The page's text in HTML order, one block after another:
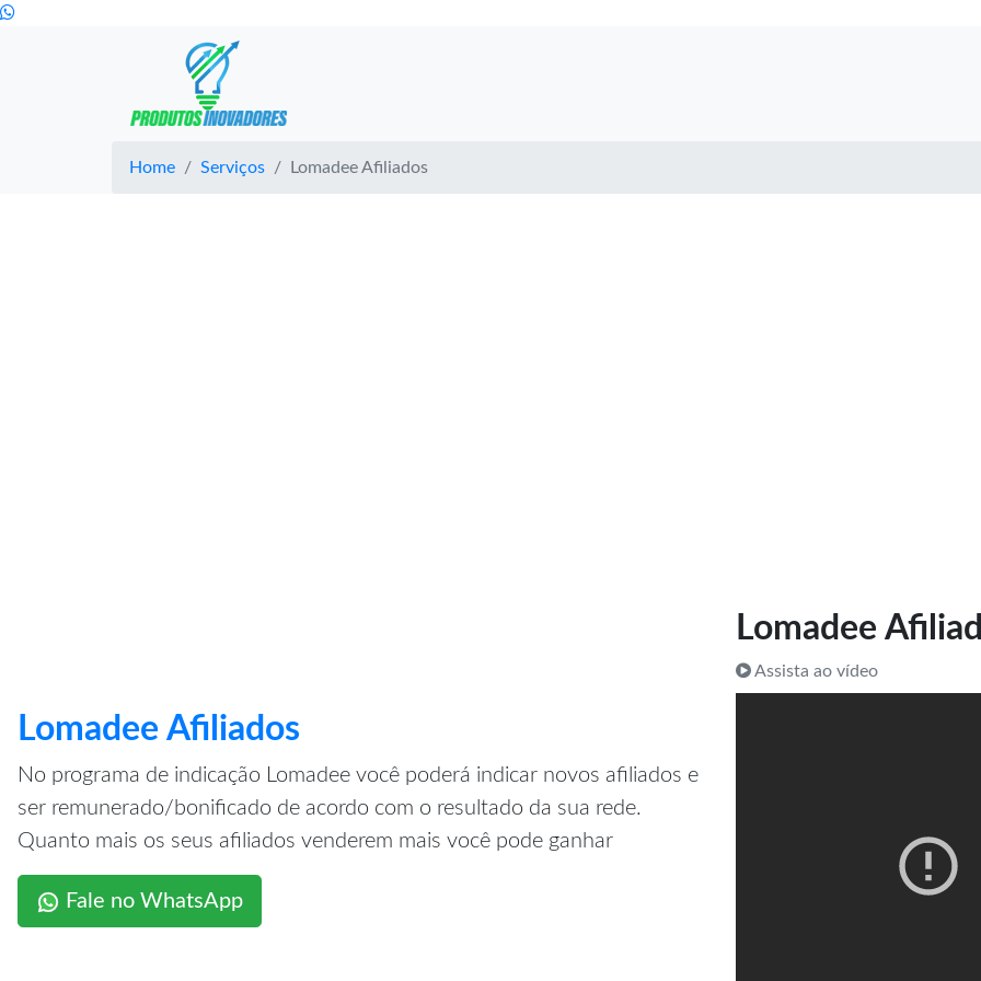
Home Serviços Lomadee Afiliados
Lomadee
Assista ao vídeo
Lomadee Afiliados
No programa de indicação Lomadee você poderá indicar novos afiliados e
ser remunerado/bonificado de acordo com o resultado da sua rede.
Quanto mais os seus afiliados venderem mais você pode ganhar
Fale no WhatsApp